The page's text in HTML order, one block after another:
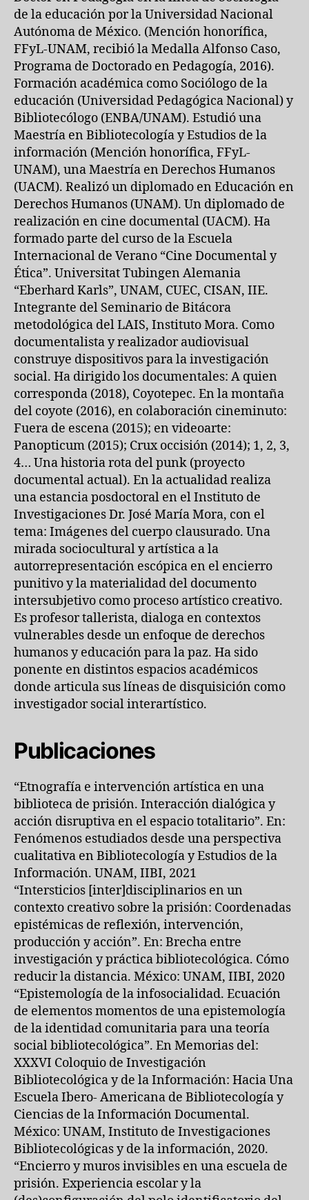
de la educación por la Universidad Nacional
Autónoma de México. (Mención honorífica,
FFyL-UNAM, recibió la Medalla Alfonso Caso,
Programa de Doctorado en Pedagogía, 2016).
Formación académica como Sociólogo de la
educación (Universidad Pedagógica Nacional) y
Bibliotecólogo (ENBA/UNAM). Estudió una
Maestría en Bibliotecología y Estudios de la
información (Mención honorífica, FFyL-
UNAM), una Maestría en Derechos Humanos
(UACM). Realizó un diplomado en Educación en
Derechos Humanos (UNAM). Un diplomado de
realización en cine documental (UACM). Ha
formado parte del curso de la Escuela
Internacional de Verano “Cine Documental y
Ética”. Universitat Tubingen Alemania
“Eberhard Karls”, UNAM, CUEC, CISAN, IIE.
Integrante del Seminario de Bitácora
metodológica del LAIS, Instituto Mora. Como
documentalista y realizador audiovisual
construye dispositivos para la investigación
social. Ha dirigido los documentales: A quien
corresponda (2018), Coyotepec. En la montaña
del coyote (2016), en colaboración cineminuto:
Fuera de escena (2015); en videoarte:
Panopticum (2015); Crux occisión (2014); 1, 2, 3,
4… Una historia rota del punk (proyecto
documental actual). En la actualidad realiza
una estancia posdoctoral en el Instituto de
Investigaciones Dr. José María Mora, con el
tema: Imágenes del cuerpo clausurado. Una
mirada sociocultural y artística a la
autorrepresentación escópica en el encierro
punitivo y la materialidad del documento
intersubjetivo como proceso artístico creativo.
Es profesor tallerista, dialoga en contextos
vulnerables desde un enfoque de derechos
humanos y educación para la paz. Ha sido
ponente en distintos espacios académicos
donde articula sus líneas de disquisición como
investigador social interartístico.
Publicaciones
“Etnografía e intervención artística en una
biblioteca de prisión. Interacción dialógica y
acción disruptiva en el espacio totalitario”. En:
Fenómenos estudiados desde una perspectiva
cualitativa en Bibliotecología y Estudios de la
Información. UNAM, IIBI, 2021
“Intersticios [inter]disciplinarios en un
contexto creativo sobre la prisión: Coordenadas
epistémicas de reflexión, intervención,
producción y acción”. En: Brecha entre
investigación y práctica bibliotecológica. Cómo
reducir la distancia. México: UNAM, IIBI, 2020
“Epistemología de la infosocialidad. Ecuación
de elementos momentos de una epistemología
de la identidad comunitaria para una teoría
social bibliotecológica”. En Memorias del:
XXXVI Coloquio de Investigación
Bibliotecológica y de la Información: Hacia Una
Escuela Ibero- Americana de Bibliotecología y
Ciencias de la Información Documental.
México: UNAM, Instituto de Investigaciones
Bibliotecológicas y de la información, 2020.
“Encierro y muros invisibles en una escuela de
prisión. Experiencia escolar y la